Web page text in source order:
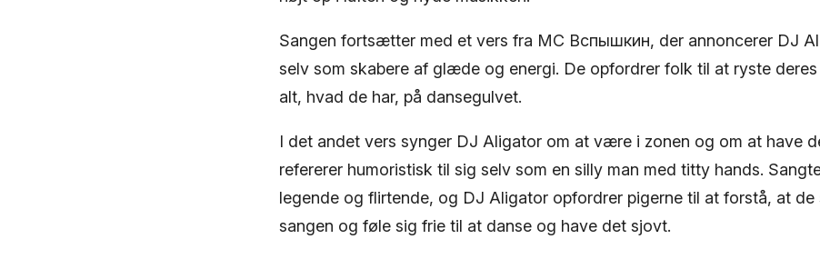
Sangen fortsætter med et vers fra MC Вспышкин, der annoncerer DJ
selv som skabere af glæde og energi. De opfordrer folk til at ryste
alt, hvad de har, på dansegulvet.
I det andet vers synger DJ Aligator om at være i zonen og om at have
refererer humoristisk til sig selv som en silly man med titty hands.
legende og flirtende, og DJ Aligator opfordrer pigerne til at forstå, at de
sangen og føle sig frie til at danse og have det sjovt.